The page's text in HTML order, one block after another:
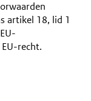
artikel 18, lid 1
recht.